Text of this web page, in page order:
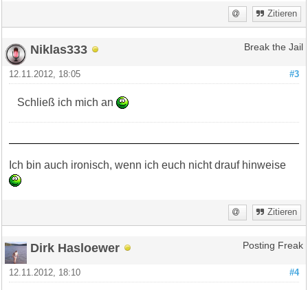
Zitieren
Niklas333 Break the Jail
#3
12.11.2012, 18:05
Schließ ich mich an
Ich bin auch ironisch, wenn ich euch nicht drauf hinweise
Zitieren
Dirk Hasloewer Posting Freak
#4
12.11.2012, 18:10